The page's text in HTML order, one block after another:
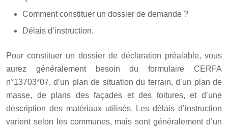
Comment constituer un dossier de demande ?
Délais d’instruction.
Pour constituer un dossier de déclaration préalable, vous
aurez généralement besoin du formulaire CERFA
n°13703*07, d’un plan de situation du terrain, d’un plan de
masse, de plans des façades et des toitures, et d’une
description des matériaux utilisés. Les délais d’instruction
varient selon les communes, mais sont généralement d’un